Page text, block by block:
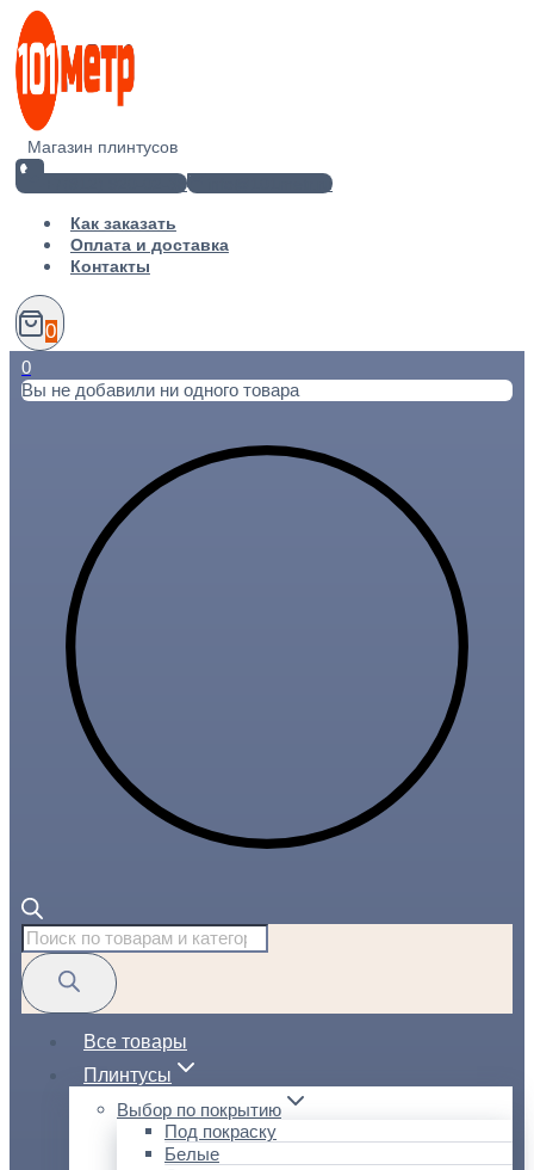
Перейти
содержимому
Магазин плинтусов
+7(812) 920-02-38
info@101metr.ru
Как заказать
Оплата и доставка
Контакты
0
0
Вы не добавили ни одного товара
Поиск
товаров
Все товары
Плинтусы
Выбор по покрытию
Под покраску
Белые